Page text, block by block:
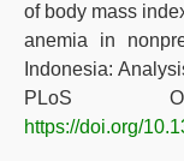
of body mass
anemia in
Indonesia:
PLoS
https://doi.org/